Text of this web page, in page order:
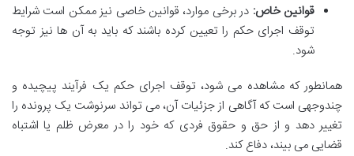
قوانین خاص: در برخی موارد، قوانین خاصی نیز ممکن است شرایط
توقف اجرای حکم را تعیین کرده باشند که باید به آن ها نیز توجه
شود.
همانطور که مشاهده می شود، توقف اجرای حکم یک فرآیند پیچیده و
چندوجهی است که آگاهی از جزئیات آن، می تواند سرنوشت یک پرونده را
تغییر دهد و از حق و حقوق فردی که خود را در معرض ظلم یا اشتباه
قضایی می بیند، دفاع کند.